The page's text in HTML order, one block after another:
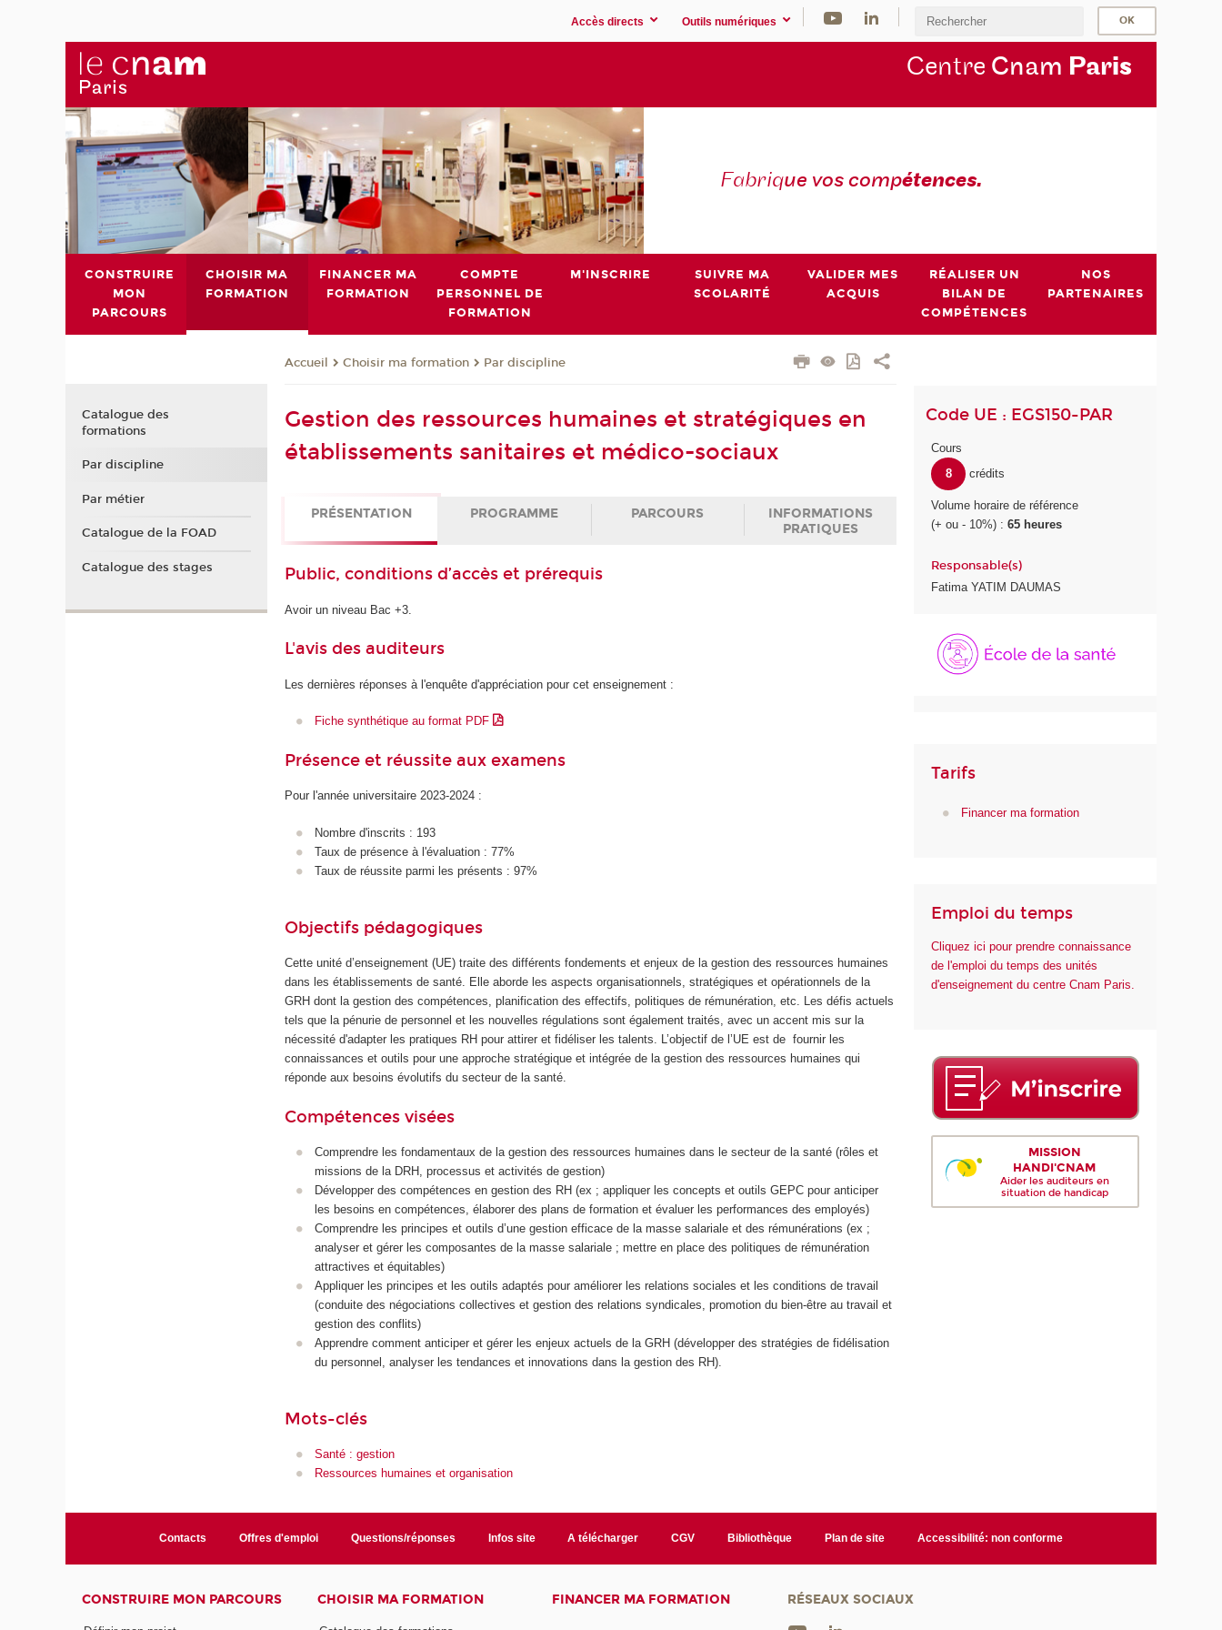
Accès directs Outils numériques
Centre Cnam Paris
Fabrique vos compétences.
CONSTRUIRE
MON
PARCOURS
CHOISIR MA
FORMATION
FINANCER MA
FORMATION
COMPTE
PERSONNEL DE
FORMATION
M'INSCRIRE
SUIVRE MA
SCOLARITÉ
VALIDER MES
ACQUIS
RÉALISER UN
BILAN DE
COMPÉTENCES
NOS
PARTENAIRES
Accueil Choisir ma formation Par discipline
Gestion des ressources humaines et stratégiques en
établissements sanitaires et médico-sociaux
PRÉSENTATION PROGRAMME PARCOURS
INFORMATIONS
PRATIQUES
Public, conditions d’accès et prérequis
Avoir un niveau Bac +3.
L'avis des auditeurs
Les dernières réponses à l'enquête d'appréciation pour cet enseignement :
Fiche synthétique au format PDF
Présence et réussite aux examens
Pour l'année universitaire 2023-2024 :
Nombre d'inscrits : 193
Taux de présence à l'évaluation : 77%
Taux de réussite parmi les présents : 97%
Objectifs pédagogiques
Cette unité d’enseignement (UE) traite des différents fondements et enjeux de la gestion des ressources humaines
dans les établissements de santé. Elle aborde les aspects organisationnels, stratégiques et opérationnels de la
GRH dont la gestion des compétences, planification des effectifs, politiques de rémunération, etc. Les défis actuels
tels que la pénurie de personnel et les nouvelles régulations sont également traités, avec un accent mis sur la
nécessité d'adapter les pratiques RH pour attirer et fidéliser les talents. L’objectif de l’UE est de fournir les
connaissances et outils pour une approche stratégique et intégrée de la gestion des ressources humaines qui
réponde aux besoins évolutifs du secteur de la santé.
Compétences visées
Comprendre les fondamentaux de la gestion des ressources humaines dans le secteur de la santé (rôles et
missions de la DRH, processus et activités de gestion)
Développer des compétences en gestion des RH (ex ; appliquer les concepts et outils GEPC pour anticiper
les besoins en compétences, élaborer des plans de formation et évaluer les performances des employés)
Comprendre les principes et outils d’une gestion efficace de la masse salariale et des rémunérations (ex ;
analyser et gérer les composantes de la masse salariale ; mettre en place des politiques de rémunération
attractives et équitables)
Appliquer les principes et les outils adaptés pour améliorer les relations sociales et les conditions de travail
(conduite des négociations collectives et gestion des relations syndicales, promotion du bien-être au travail et
gestion des conflits)
Apprendre comment anticiper et gérer les enjeux actuels de la GRH (développer des stratégies de fidélisation
du personnel, analyser les tendances et innovations dans la gestion des RH).
Mots-clés
Santé : gestion
Ressources humaines et organisation
Code UE : EGS150-PAR
Cours
8
crédits
Volume horaire de référence
(+ ou - 10%) :65 heures
Responsable(s)
Fatima YATIM DAUMAS
Tarifs
Financer ma formation
Emploi du temps
Cliquez ici pour prendre connaissance
de l'emploi du temps des unités
d'enseignement du centre Cnam Paris.
MISSION
HANDI'CNAM
Aider les auditeurs en
situation de handicap
Catalogue des
formations
Par discipline
Par métier
Catalogue de la FOAD
Catalogue des stages
Contacts Offres d'emploi Questions/réponses Infos site A télécharger CGV Bibliothèque Plan de site Accessibilité: non conforme
CONSTRUIRE MON PARCOURS CHOISIR MA FORMATION FINANCER MA FORMATION RÉSEAUX SOCIAUX